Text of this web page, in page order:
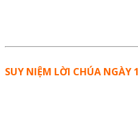
SUY NIỆM LỜI CHÚA NGÀY